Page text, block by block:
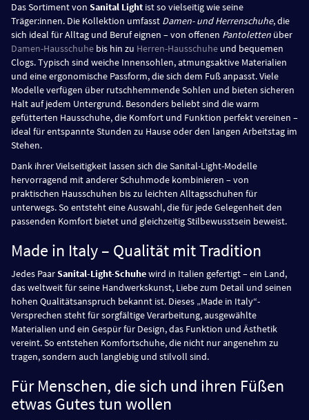
Das Sortiment von Sanital Light ist so vielseitig wie seine
Träger:innen. Die Kollektion umfasst Damen- und Herrenschuhe, die
sich ideal für Alltag und Beruf eignen – von offenen Pantoletten über
Damen-Hausschuhe bis hin zu Herren-Hausschuhe und bequemen
Clogs. Typisch sind weiche Innensohlen, atmungsaktive Materialien
und eine ergonomische Passform, die sich dem Fuß anpasst. Viele
Modelle verfügen über rutschhemmende Sohlen und bieten sicheren
Halt auf jedem Untergrund. Besonders beliebt sind die warm
gefütterten Hausschuhe, die Komfort und Funktion perfekt vereinen –
ideal für entspannte Stunden zu Hause oder den langen Arbeitstag im
Stehen.
Dank ihrer Vielseitigkeit lassen sich die Sanital-Light-Modelle
hervorragend mit anderer Schuhmode kombinieren – von
praktischen Hausschuhen bis zu leichten Alltagsschuhen für
unterwegs. So entsteht eine Auswahl, die für jede Gelegenheit den
passenden Komfort bietet und gleichzeitig Stilbewusstsein beweist.
Made in Italy – Qualität mit Tradition
Jedes PaarSanital-Light-Schuhewird in Italien gefertigt – ein Land,
das weltweit für seine Handwerkskunst, Liebe zum Detail und seinen
hohen Qualitätsanspruch bekannt ist. Dieses „Made in Italy“-
Versprechen steht für sorgfältige Verarbeitung, ausgewählte
Materialien und ein Gespür für Design, das Funktion und Ästhetik
vereint. So entstehen Komfortschuhe, die nicht nur angenehm zu
tragen, sondern auch langlebig und stilvoll sind.
Für Menschen, die sich und ihren Füßen
etwas Gutes tun wollen